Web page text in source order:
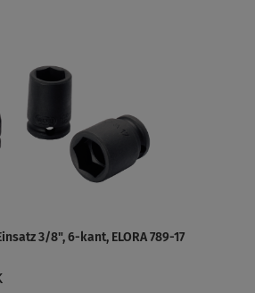
3/8", 6-kant, ELORA 789-17